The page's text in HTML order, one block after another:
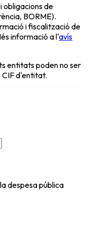
obligacions de
BORME).
i fiscalització de
informació a l'avís
entitats poden no ser
d'entitat.
despesa pública